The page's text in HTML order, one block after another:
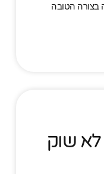
בצורה הטובה
לא שוק